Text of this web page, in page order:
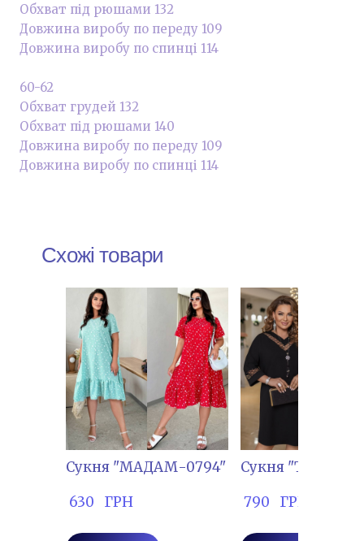
Обхват під рюшами 132
Довжина виробу по переду 109
Довжина виробу по спинці 114
60-62
Обхват грудей 132
Обхват під рюшами 140
Довжина виробу по переду 109
Довжина виробу по спинці 114
Схожі товари
Сукня "МАДАМ-0794"
630   ГРН
Сукня "ТІМ-
790   ГРН